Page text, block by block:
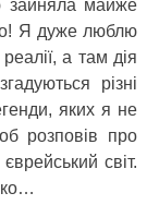
зайняла майже
Я дуже люблю
а там дія
різні
яких я не
розповів про
світ.